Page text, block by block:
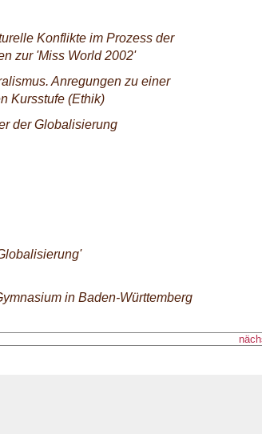
Konflikte im Prozess der
zur 'Miss World 2002'
Anregungen zu einer
Kursstufe (Ethik)
der Globalisierung
in Baden-Württemberg